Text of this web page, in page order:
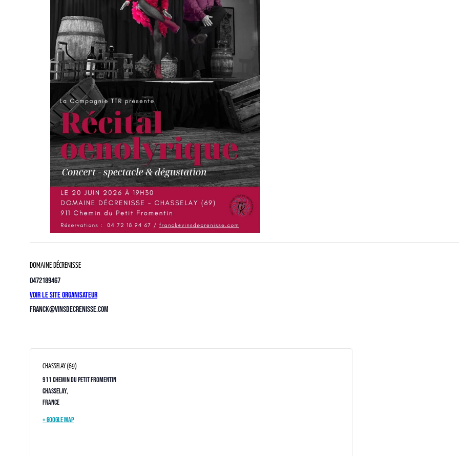
DOMAINE DÉCRENISSE
0472189467
Voir le site Organisateur
franck@vinsdecrenisse.com
CHASSELAY (69)
911 chemin du Petit Fromentin
Chasselay,
France
+ Google Map